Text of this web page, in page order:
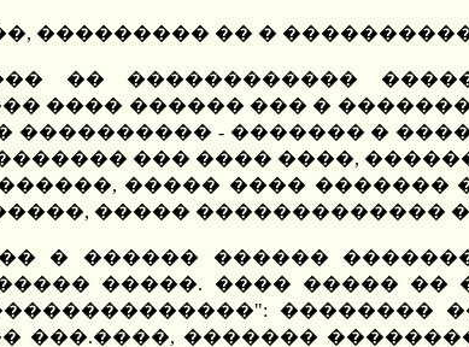
��������� �� �
�� ������������
���� ������ ��� �
���������� - ������� �
��� ���� ����,
����� ���� �������
����� �������������
� ������ ������
�����. ���� ����� ��
��������
���.����, �������